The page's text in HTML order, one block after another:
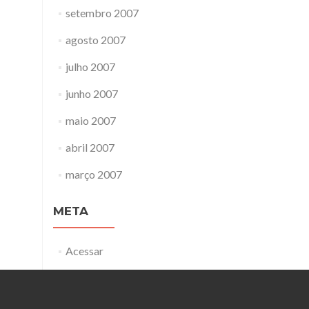
setembro 2007
agosto 2007
julho 2007
junho 2007
maio 2007
abril 2007
março 2007
META
Acessar